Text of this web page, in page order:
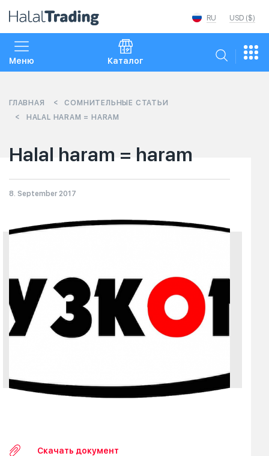
USD ($)
RU
Меню Каталог
ГЛАВНАЯ
СОМНИТЕЛЬНЫЕ СТАТЬИ
HALAL HARAM = HARAM
Halal haram = haram
8. September 2017
Скачать документ